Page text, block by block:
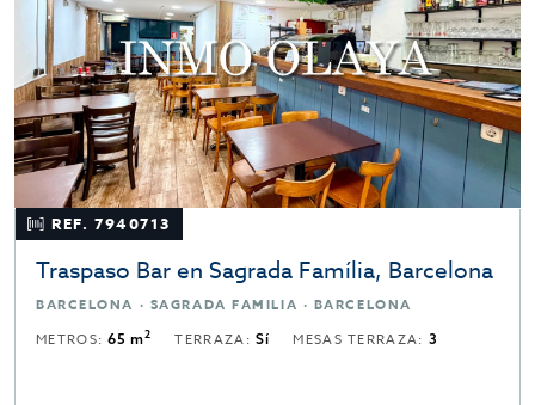
REF. 7940713
Traspaso Bar en Sagrada Família, Barcelona
BARCELONA · SAGRADA FAMILIA · BARCELONA
METROS:65 m2 TERRAZA:Sí MESAS TERRAZA: 3